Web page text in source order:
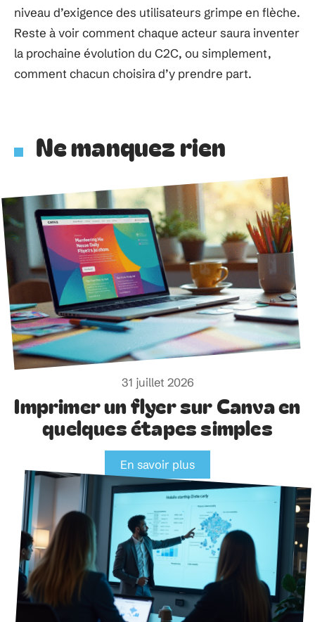
niveau d’exigence des utilisateurs grimpe en flèche.
Reste à voir comment chaque acteur saura inventer
la prochaine évolution du C2C, ou simplement,
comment chacun choisira d’y prendre part.
Ne manquez rien
31 juillet 2026
Imprimer un flyer sur Canva en
quelques étapes simples
En savoir plus